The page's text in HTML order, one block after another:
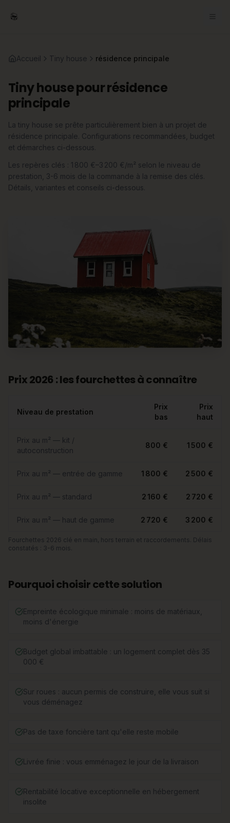
Accueil Tiny house résidence principale
Tiny house pour résidence
principale
La tiny house se prête particulièrement bien à un projet de
résidence principale. Configurations recommandées, budget
et démarches ci-dessous.
Les repères clés : 1 800 €–3 200 €/m² selon le niveau de
prestation, 3-6 mois de la commande à la remise des clés.
Détails, variantes et conseils ci-dessous.
Prix 2026 : les fourchettes à connaître
Niveau de prestation
Prix
bas
Prix
haut
Prix au m² — kit /
autoconstruction
800 € 1 500 €
Prix au m² — entrée de gamme 1 800 € 2 500 €
Prix au m² — standard 2 160 € 2 720 €
Prix au m² — haut de gamme 2 720 € 3 200 €
Fourchettes 2026 clé en main, hors terrain et raccordements. Délais
constatés : 3-6 mois.
Pourquoi choisir cette solution
Empreinte écologique minimale : moins de matériaux,
moins d'énergie
Budget global imbattable : un logement complet dès 35
000 €
Sur roues : aucun permis de construire, elle vous suit si
vous déménagez
Pas de taxe foncière tant qu'elle reste mobile
Livrée finie : vous emménagez le jour de la livraison
Rentabilité locative exceptionnelle en hébergement
insolite